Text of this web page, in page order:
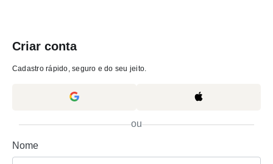
Criar conta
Cadastro rápido, seguro e do seu jeito.
ou
Nome